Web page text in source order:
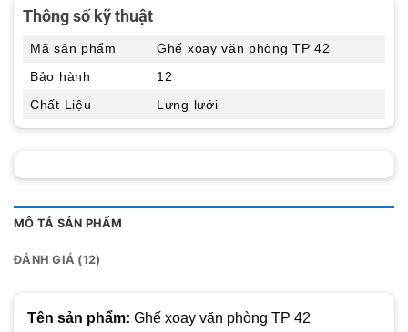
MÔ TẢ SẢN PHẨM
ĐÁNH GIÁ (12)
Tên sản phẩm: Ghế xoay văn phòng TP 42
Thông số kỹ thuật
Mã sản phẩm
Ghế xoay văn phòng TP 42
Bảo hành
12
Chất Liệu
Lưng lưới